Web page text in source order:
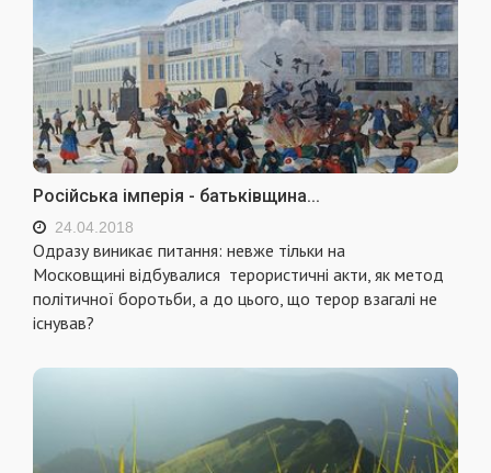
Російська імперія - батьківщина...
24.04.2018
Одразу виникає питання: невже тільки на
Московщині відбувалися терористичні акти, як метод
політичної боротьби, а до цього, що терор взагалі не
існував?